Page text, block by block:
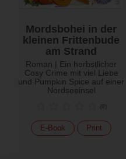
Mordsbohei in der
kleinen Frittenbude
am Strand
Roman | Ein herbstlicher
Cosy Crime mit viel Liebe
und Pumpkin Spice auf einer
Nordseeinsel
(0
E-Book Print